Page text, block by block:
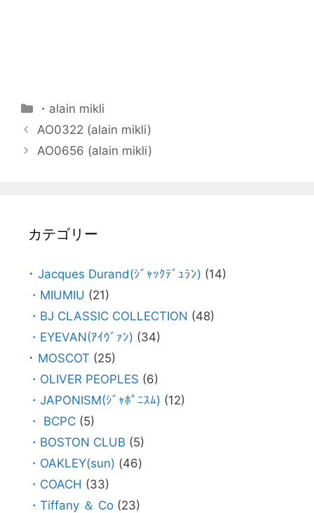
・alain mikli
AO0322 (alain mikli)
AO0656 (alain mikli)
カテゴリー
･ Jacques Durand(ｼﾞｬｯｸﾃﾞｭﾗﾝ) (14)
・MIUMIU (21)
・BJ CLASSIC COLLECTION (48)
・EYEVAN(ｱｲｳﾞｧﾝ) (34)
･ MOSCOT (25)
・OLIVER PEOPLES (6)
・JAPONISM(ｼﾞｬﾎﾟﾆｽﾑ) (12)
・ BCPC (5)
・BOSTON CLUB (5)
・OAKLEY(sun) (46)
・COACH (33)
・Tiffany ＆ Co (23)